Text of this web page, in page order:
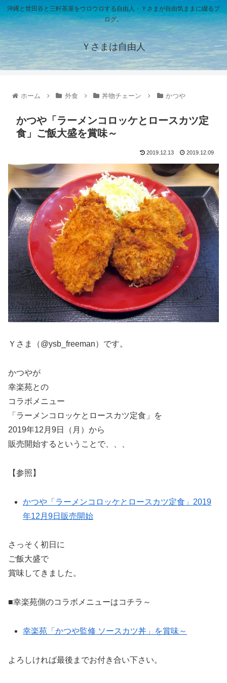
沖縄と世田谷と三軒茶屋をウロウロする自由人・Ｙさまが自由気ままに綴るブ
ログ。
Ｙさまは自由人
ホーム 外食 丼物チェーン かつや
かつや「ラーメンコロッケとロースカツ定
食」ご飯大盛を賞味～
2019.12.13 2019.12.09
Ｙさま（@ysb_freeman）です。
かつやが
幸楽苑との
コラボメニュー
「ラーメンコロッケとロースカツ定食」を
2019年12月9日（月）から
販売開始するということで、、、
【参照】
かつや「ラーメンコロッケとロースカツ定食」2019
年12月9日販売開始
さっそく初日に
ご飯大盛で
賞味してきました。
■幸楽苑側のコラボメニューはコチラ～
幸楽苑「かつや監修 ソースカツ丼」を賞味～
よろしければ最後までお付き合い下さい。